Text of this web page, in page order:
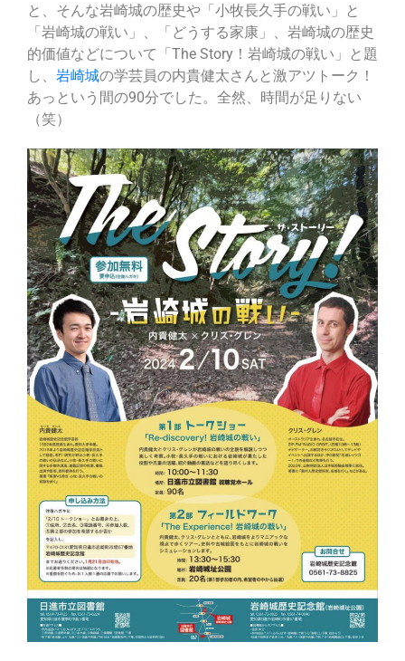
と、そんな岩崎城の歴史や「小牧長久手の戦い」と
「岩崎城の戦い」、「どうする家康」、岩崎城の歴史
的価値などについて「The Story！岩崎城の戦い」と題
し、 岩崎城の学芸員の内貴健太さんと激アツトーク！
あっという間の90分でした。全然、時間が足りない
（笑）